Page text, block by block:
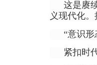
这是赓
义现代化
“意识
紧扣时